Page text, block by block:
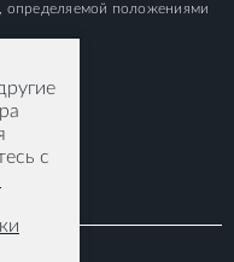
определяемой положениями
с